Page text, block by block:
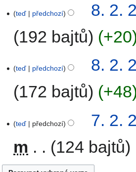
teď předchozí
8. 2.
192 bajtů
+20
teď předchozí
8. 2.
172 bajtů
+48
teď předchozí
7. 2.
m
124 bajtů